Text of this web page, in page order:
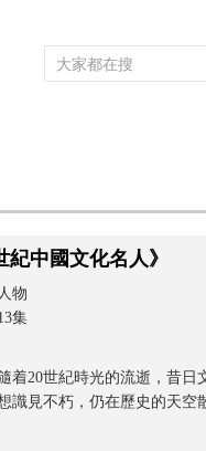
紀中國文化名人》
人物
集
隨着20世紀時光的流逝，昔
識見不朽，仍在歷史的天